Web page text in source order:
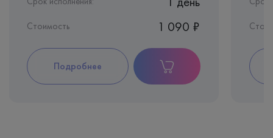
Стоимость 1 090 ₽
Подробнее